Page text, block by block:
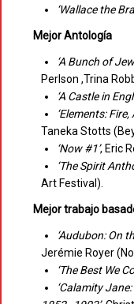
‘Wallace the
Mejor Antología
‘A Bunch of
Perlson ,Trina
‘A Castle in
‘Elements:
Taneka Stotts
‘Now #1’, Eric
‘The Spirit
Art Festival).
Mejor trabajo
‘Audubon: On
Jerémie Royer
‘The Best We
‘Calamity